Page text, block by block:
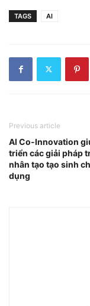
TAGS AI
Previous article
AI Co-Innovation
triển các giải pháp
nhân tạo tạo sinh
dụng